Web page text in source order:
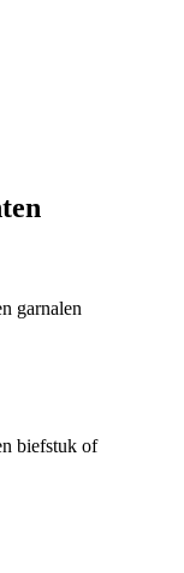
garnalen
biefstuk of